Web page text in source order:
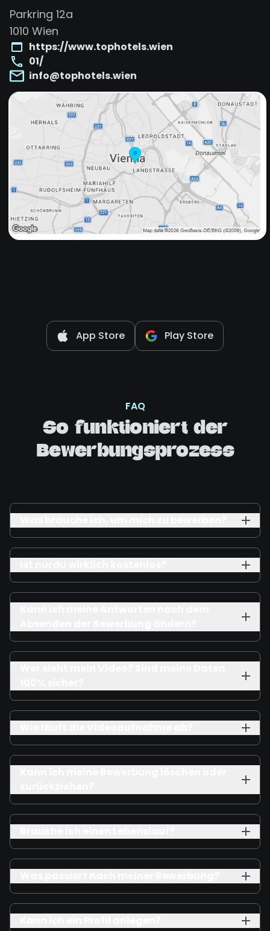
Parkring 12a
1010 Wien
https://www.tophotels.wien
01/
info@tophotels.wien
App Store Play Store
FAQ
So funktioniert der
Bewerbungsprozess